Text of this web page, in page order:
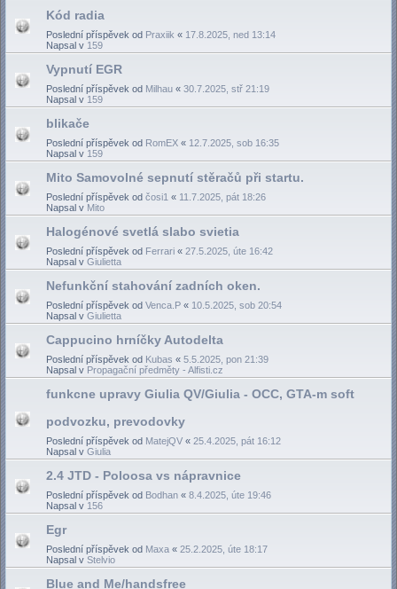
Kód radia
Poslední příspěvek od Praxiik « 17.8.2025, ned 13:14
Napsal v 159
Vypnutí EGR
Poslední příspěvek od Milhau « 30.7.2025, stř 21:19
Napsal v 159
blikače
Poslední příspěvek od RomEX « 12.7.2025, sob 16:35
Napsal v 159
Mito Samovolné sepnutí stěračů při startu.
Poslední příspěvek od čosi1 « 11.7.2025, pát 18:26
Napsal v Mito
Halogénové svetlá slabo svietia
Poslední příspěvek od Ferrari « 27.5.2025, úte 16:42
Napsal v Giulietta
Nefunkční stahování zadních oken.
Poslední příspěvek od Venca.P « 10.5.2025, sob 20:54
Napsal v Giulietta
Cappucino hrníčky Autodelta
Poslední příspěvek od Kubas « 5.5.2025, pon 21:39
Napsal v Propagační předměty - Alfisti.cz
funkcne upravy Giulia QV/Giulia - OCC, GTA-m soft
podvozku, prevodovky
Poslední příspěvek od MatejQV « 25.4.2025, pát 16:12
Napsal v Giulia
2.4 JTD - Poloosa vs nápravnice
Poslední příspěvek od Bodhan « 8.4.2025, úte 19:46
Napsal v 156
Egr
Poslední příspěvek od Maxa « 25.2.2025, úte 18:17
Napsal v Stelvio
Blue and Me/handsfree